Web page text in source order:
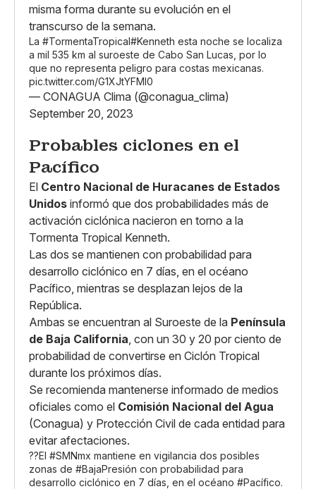
misma forma durante su evolución en el
transcurso de la semana.
La #TormentaTropical#Kenneth esta noche se localiza
a mil 535 km al suroeste de Cabo San Lucas, por lo
que no representa peligro para costas mexicanas.
pic.twitter.com/G1XJtYFMl0
— CONAGUA Clima (@conagua_clima)
September 20, 2023
Probables ciclones en el
Pacífico
El Centro Nacional de Huracanes de Estados
Unidos informó que dos probabilidades más de
activación ciclónica nacieron en torno a la
Tormenta Tropical Kenneth.
Las dos se mantienen con probabilidad para
desarrollo ciclónico en 7 días, en el océano
Pacífico, mientras se desplazan lejos de la
República.
Ambas se encuentran al Suroeste de la Península
de Baja California , con un 30 y 20 por ciento de
probabilidad de convertirse en Ciclón Tropical
durante los próximos días.
Se recomienda mantenerse informado de medios
oficiales como el Comisión Nacional del Agua
(Conagua) y Protección Civil de cada entidad para
evitar afectaciones.
??El #SMNmx mantiene en vigilancia dos posibles
zonas de #BajaPresión con probabilidad para
desarrollo ciclónico en 7 días, en el océano #Pacífico.